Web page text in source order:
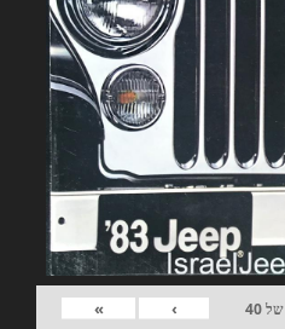
של40
›
»